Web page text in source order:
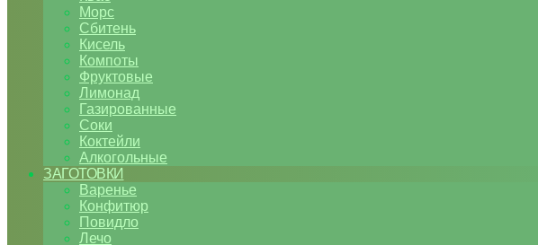
Морс
Сбитень
Кисель
Компоты
Фруктовые
Лимонад
Газированные
Соки
Коктейли
Алкогольные
ЗАГОТОВКИ
Варенье
Конфитюр
Повидло
Лечо